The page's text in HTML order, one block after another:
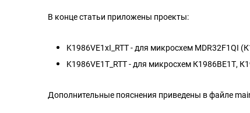
В конце статьи приложены проекты:
K1986VE1xI_RTT - для микросхем MDR32F1QI
K1986VE1T_RTT - для микросхем К1986ВЕ1Т,
Дополнительные пояснения приведены в файле